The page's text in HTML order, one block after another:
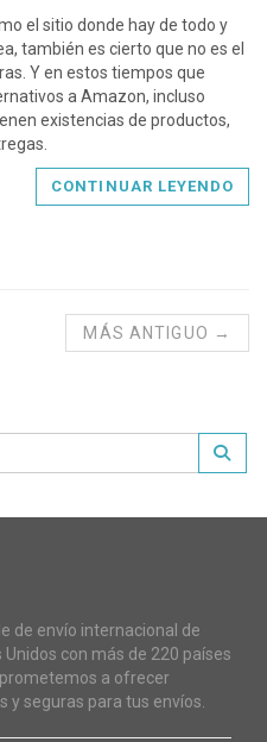
el sitio donde hay de todo y
también es cierto que no es el
Y en estos tiempos que
a Amazon, incluso
existencias de productos,
CONTINUAR LEYENDO
MÁS ANTIGUO →
de envío internacional de
con más de 220 países
a ofrecer
y seguras para tus envíos.